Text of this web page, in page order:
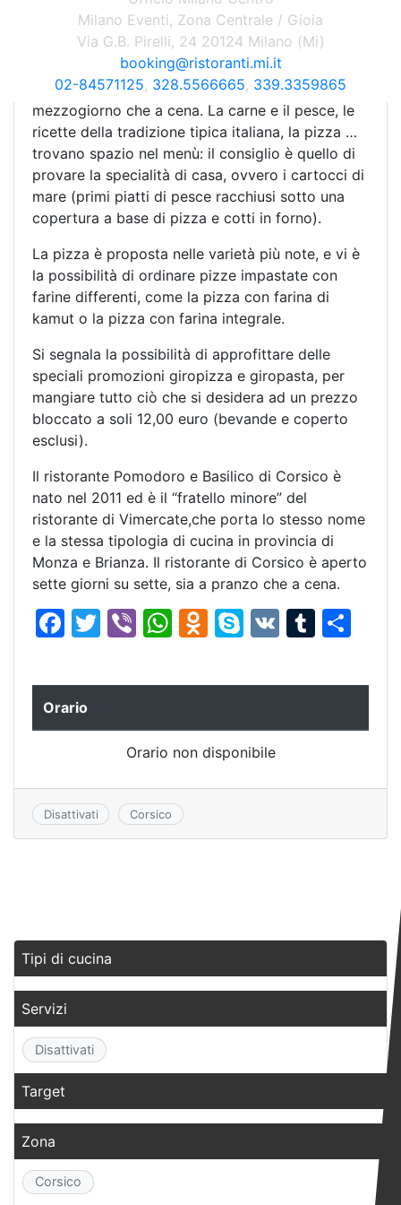
coperti, sistemati su tavoli e sedie in legno
bianco.
Completa e di buon gusto la proposta in cucina,
con un menù alla carta disponibile sia a
mezzogiorno che a cena. La carne e il pesce, le
ricette della tradizione tipica italiana, la pizza …
trovano spazio nel menù: il consiglio è quello di
provare la specialità di casa, ovvero i cartocci di
mare (primi piatti di pesce racchiusi sotto una
copertura a base di pizza e cotti in forno).
La pizza è proposta nelle varietà più note, e vi è
la possibilità di ordinare pizze impastate con
farine differenti, come la pizza con farina di
kamut o la pizza con farina integrale.
Si segnala la possibilità di approfittare delle
speciali promozioni giropizza e giropasta, per
mangiare tutto ciò che si desidera ad un prezzo
bloccato a soli 12,00 euro (bevande e coperto
esclusi).
Il ristorante Pomodoro e Basilico di Corsico è
nato nel 2011 ed è il “fratello minore” del
ristorante di Vimercate,che porta lo stesso nome
e la stessa tipologia di cucina in provincia di
Monza e Brianza. Il ristorante di Corsico è aperto
sette giorni su sette, sia a pranzo che a cena.
F
c
e
b
o
k
T
itt
Vi
er
W
at
A
p
p
O
n
kl
a
s
S
y
e
V
T
m
r
n
vi
Orario
Orario non disponibile
Disattivati Corsico
Tipi di cucina
Servizi
Disattivati
Target
Zona
Corsico
Milano Eventi, Zona Centrale / Gioia
Via G.B. Pirelli, 24 20124 Milano (Mi)
booking@ristoranti.mi.it
02-84571125, 328.5566665, 339.3359865